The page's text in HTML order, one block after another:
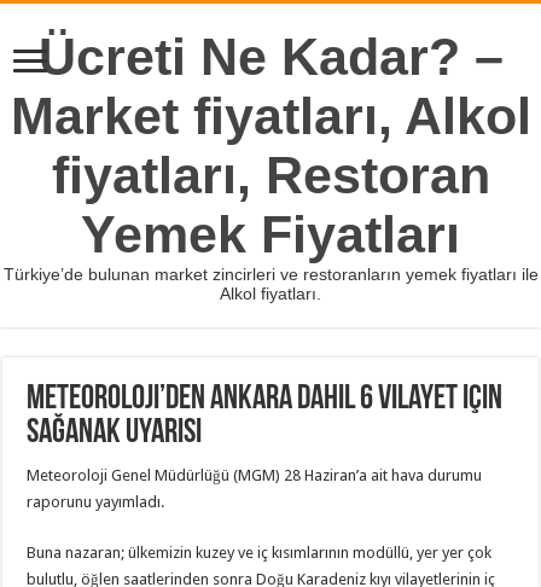
Ücreti Ne Kadar? –
Market fiyatları, Alkol
fiyatları, Restoran
Yemek Fiyatları
Türkiye’de bulunan market zincirleri ve restoranların yemek fiyatları ile
Alkol fiyatları.
Meteoroloji’den Ankara dahil 6 vilayet için
sağanak uyarısı
Meteoroloji Genel Müdürlüğü (MGM) 28 Haziran’a ait hava durumu
raporunu yayımladı.
Buna nazaran; ülkemizin kuzey ve iç kısımlarının modüllü, yer yer çok
bulutlu, öğlen saatlerinden sonra Doğu Karadeniz kıyı vilayetlerinin iç